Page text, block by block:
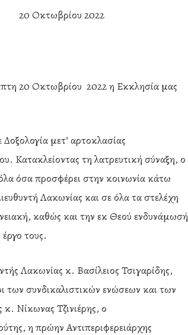
20 Οκτωβρίου 2022
20 Οκτωβρίου 2022 η Εκκλησία μας
μετ’ αρτοκλασίας
Κατακλείοντας τη λατρευτική σύναξη, ο
όσα προσφέρει στην κοινωνία κάτω
Λακωνίας και σε όλα τα στελέχη
καθώς και την εκ Θεού ενδυνάμωσή
τους.
Λακωνίας κ. Βασίλειος Τσιγαρίδης,
των συνδικαλιστικών ενώσεων και των
Νίκωνας Τζινιέρης, ο
η πρώην Αντιπεριφερειάρχης